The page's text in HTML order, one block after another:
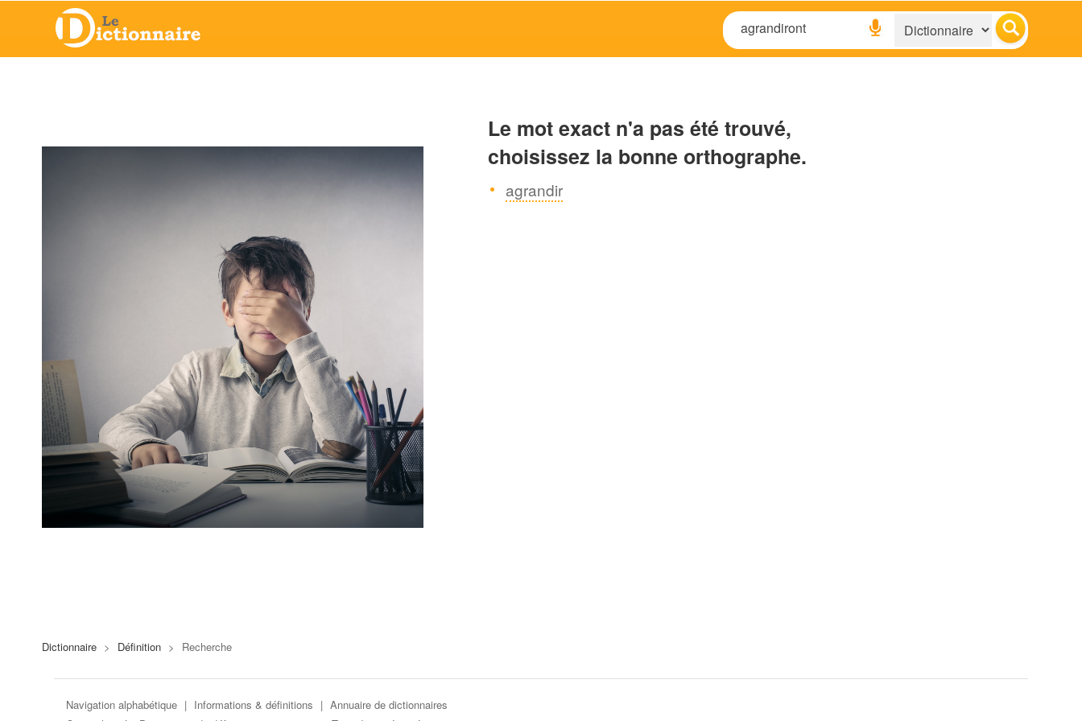
Le mot exact n'a pas été trouvé,
choisissez la bonne orthographe.
agrandir
Dictionnaire > Définition > Recherche
Navigation alphabétique | Informations & définitions | Annuaire de dictionnaires